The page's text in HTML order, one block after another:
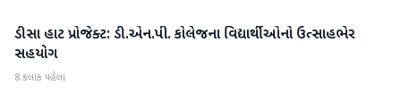
બનાસકાંઠા
ડીસા હાટ પ્રોજેક્ટ: ડી.એન.પી. કોલેજના વિદ્યાર્થીઓનો ઉત્સાહભેર
સહયોગ
8 કલાક પહેલા